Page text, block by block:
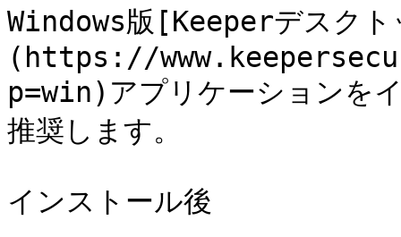
Windows版[Keeperデスク
(https://
p=win)アプリケーションを
推奨します。
インストール後